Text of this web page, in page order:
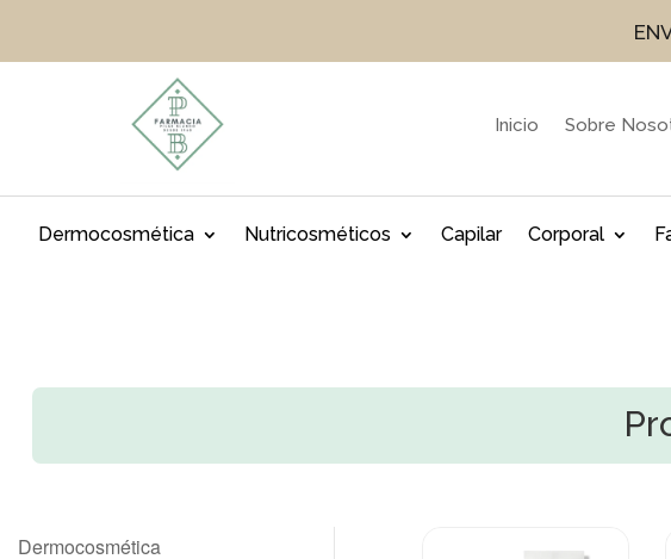
Inicio Sobre
Dermocosmética Nutricosméticos Capilar Corporal
Dermocosmética